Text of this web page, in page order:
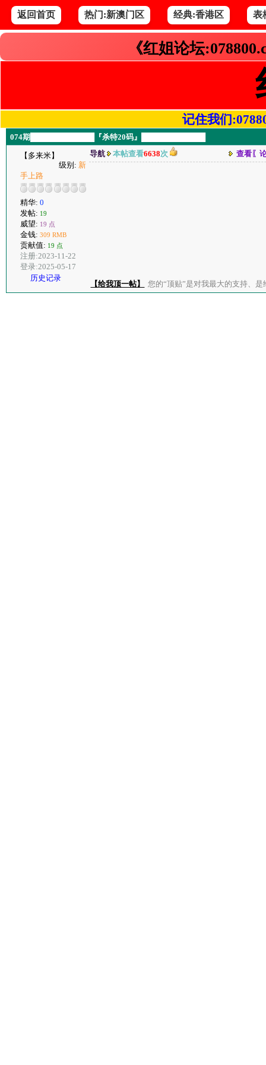
返回首页 热门:新澳门区 经典:香港区 表
《红姐论坛
记住我们
074期████████████『杀特20码』████████████
【多来米】
级别: 新
手上路
精华: 0
发帖: 19
威望: 19 点
金钱: 309 RMB
贡献值: 19 点
注册:2023-11-22
登录:2025-05-17
历史记录
导航 本帖查看6638次 查看〖
【给我顶一帖】 您的“顶贴”是对我最大的支持、